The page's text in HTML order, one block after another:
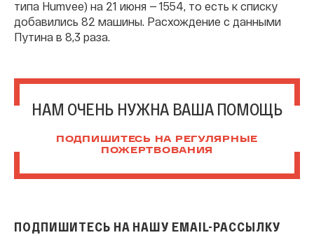
типа Humvee) на 21 июня — 1554, то есть к списку
добавились 82 машины. Расхождение с данными
Путина в 8,3 раза.
НАМ ОЧЕНЬ НУЖНА ВАША ПОМОЩЬ
ПОДПИШИТЕСЬ НА РЕГУЛЯРНЫЕ
ПОЖЕРТВОВАНИЯ
ПОДПИШИТЕСЬ НА НАШУ EMAIL-РАССЫЛКУ